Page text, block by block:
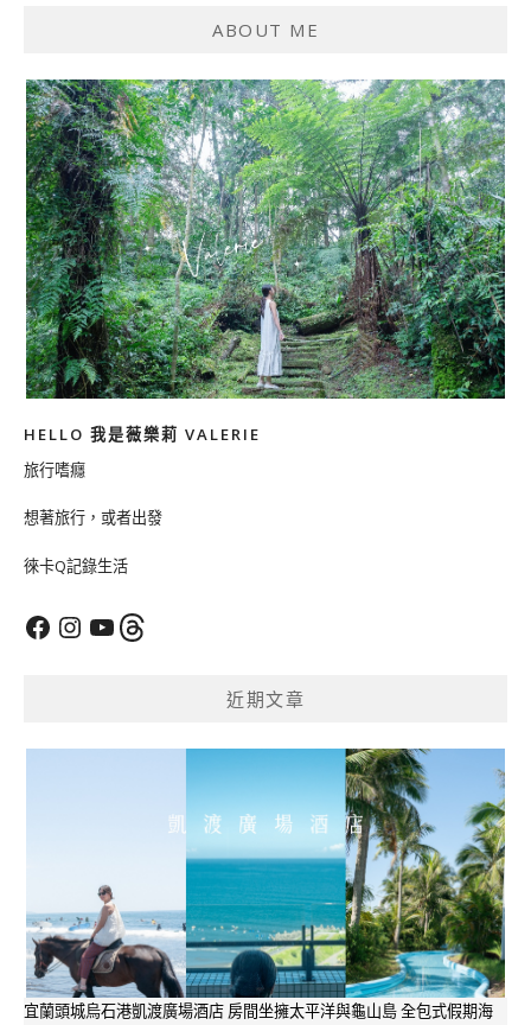
ABOUT ME
HELLO 我是薇樂莉 VALERIE
旅行嗜癮
想著旅行，或者出發
徠卡Q記錄生活
FacebookInstagram
YouTubeThreads
近期文章
宜蘭頭城烏石港凱渡廣場酒店 房間坐擁太平洋與龜山島 全包式假期海